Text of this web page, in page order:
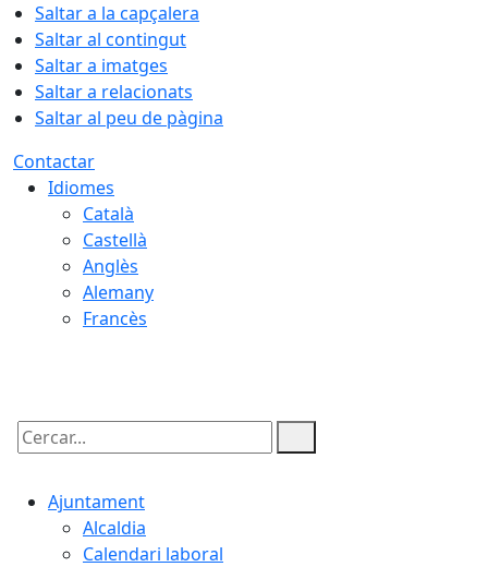
Saltar a la capçalera
Saltar al contingut
Saltar a imatges
Saltar a relacionats
Saltar al peu de pàgina
Contactar
Idiomes
Català
Castellà
Anglès
Alemany
Francès
Cercar:
Ajuntament
Alcaldia
Calendari laboral